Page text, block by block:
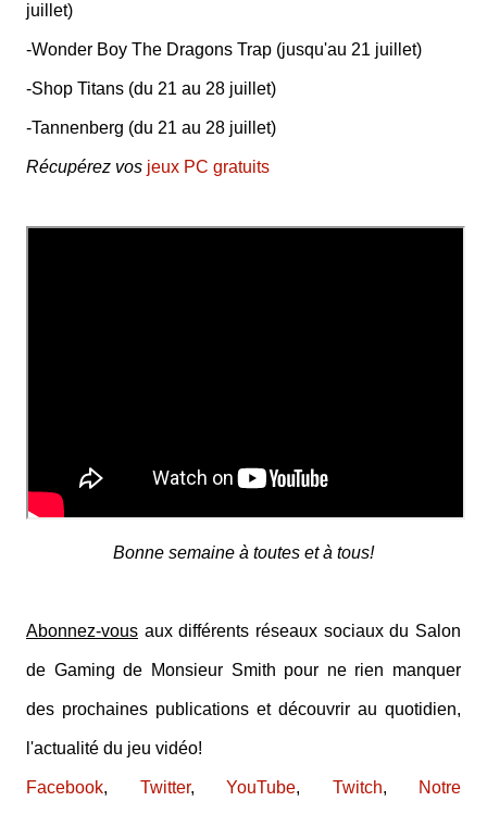
juillet)
-Wonder Boy The Dragons Trap (jusqu'au 21 juillet)
-Shop Titans (du 21 au 28 juillet)
-Tannenberg (du 21 au 28 juillet)
Récupérez vos jeux PC gratuits
Bonne semaine à toutes et à tous!
Abonnez-vous aux différents réseaux sociaux du Salon
de Gaming de Monsieur Smith pour ne rien manquer
des prochaines publications et découvrir au quotidien,
l'actualité du jeu vidéo!
Facebook, Twitter, YouTube, Twitch, Notre